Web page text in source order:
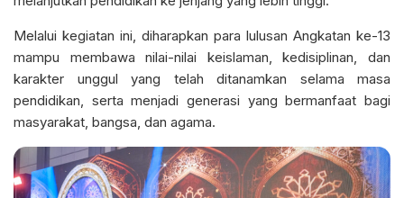
Melalui kegiatan ini, diharapkan para lulusan Angkatan ke-13
mampu membawa nilai-nilai keislaman, kedisiplinan, dan
karakter unggul yang telah ditanamkan selama masa
pendidikan, serta menjadi generasi yang bermanfaat bagi
masyarakat, bangsa, dan agama.